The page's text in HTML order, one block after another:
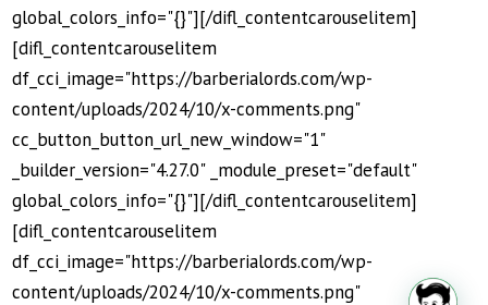
global_colors_info="{}"][/difl_contentcarouselitem]
[difl_contentcarouselitem
df_cci_image="https://barberialords.com/wp-
content/uploads/2024/10/x-comments.png"
cc_button_button_url_new_window="1"
_builder_version="4.27.0" _module_preset="default"
global_colors_info="{}"][/difl_contentcarouselitem]
[difl_contentcarouselitem
df_cci_image="https://barberialords.com/wp-
content/uploads/2024/10/x-comments.png"
¿Deseas más información?